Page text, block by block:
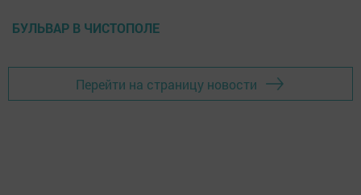
БУЛЬВАР В ЧИСТОПОЛЕ
Перейти на страницу новости